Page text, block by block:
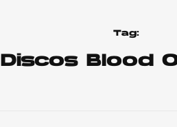
Tag:
Discos Blood